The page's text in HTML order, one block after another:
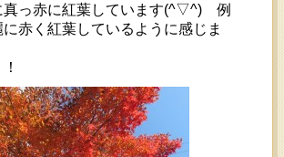
真っ赤に紅葉しています(^▽^) 例
赤く紅葉しているように感じま